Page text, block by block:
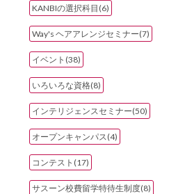
KANBIの選択科目(6)
Way's ヘアアレンジセミナー(7)
イベント(38)
いろいろな資格(8)
インテリジェンスセミナー(50)
オープンキャンパス(4)
コンテスト(17)
サスーン校費留学特待生制度(8)